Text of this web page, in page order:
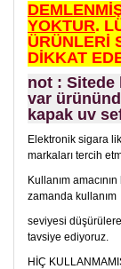
YOKTUR.
ÜRÜNLERİ
DİKKAT
not : Sitede
var
kapak uv
Elektronik sigara
markaları tercih
Kullanım
zamanda kullanım
seviyesi
tavsiye ediyoruz.
HİÇ